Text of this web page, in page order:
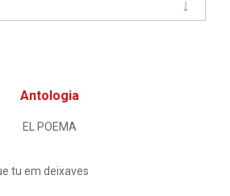
Antologia
EL POEMA
tu em deixaves